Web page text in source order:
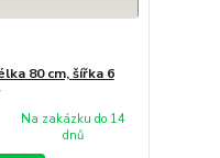
80 cm, šířka 6
Na zakázku do 14
dnů